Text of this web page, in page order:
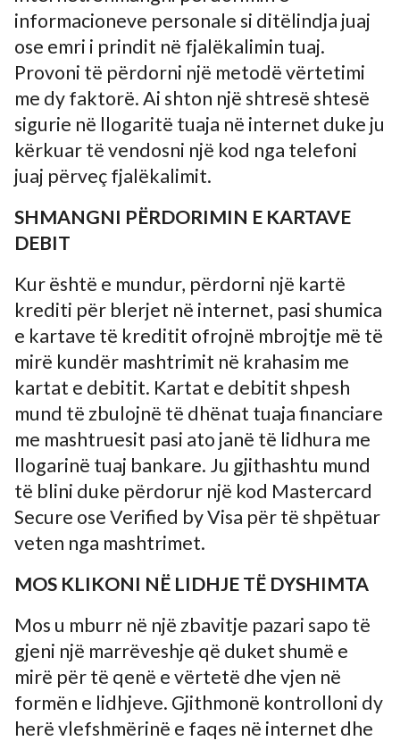
informacioneve personale si ditëlindja juaj
ose emri i prindit në fjalëkalimin tuaj.
Provoni të përdorni një metodë vërtetimi
me dy faktorë. Ai shton një shtresë shtesë
sigurie në llogaritë tuaja në internet duke ju
kërkuar të vendosni një kod nga telefoni
juaj përveç fjalëkalimit.
SHMANGNI PËRDORIMIN E KARTAVE
DEBIT
Kur është e mundur, përdorni një kartë
krediti për blerjet në internet, pasi shumica
e kartave të kreditit ofrojnë mbrojtje më të
mirë kundër mashtrimit në krahasim me
kartat e debitit. Kartat e debitit shpesh
mund të zbulojnë të dhënat tuaja financiare
me mashtruesit pasi ato janë të lidhura me
llogarinë tuaj bankare. Ju gjithashtu mund
të blini duke përdorur një kod Mastercard
Secure ose Verified by Visa për të shpëtuar
veten nga mashtrimet.
MOS KLIKONI NË LIDHJE TË DYSHIMTA
Mos u mburr në një zbavitje pazari sapo të
gjeni një marrëveshje që duket shumë e
mirë për të qenë e vërtetë dhe vjen në
formën e lidhjeve. Gjithmonë kontrolloni dy
herë vlefshmërinë e faqes në internet dhe